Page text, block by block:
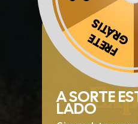
Obrigado por
Aproveite e receba as